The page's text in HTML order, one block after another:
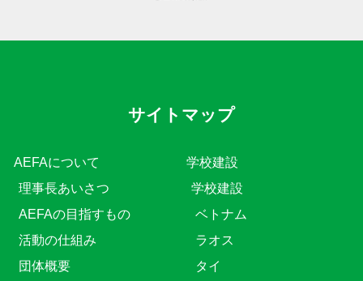
サイトマップ
AEFAについて
理事長あいさつ
AEFAの目指すもの
活動の仕組み
団体概要
学校建設
学校建設
ベトナム
ラオス
タイ